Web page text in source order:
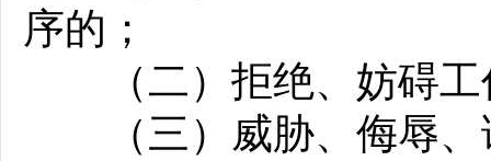
序的；
（二）拒绝、妨碍工
（三）威胁、侮辱、